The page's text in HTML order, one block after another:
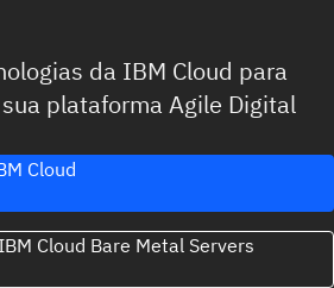
da IBM Cloud para
plataforma Agile Digital
Cloud
Cloud Bare Metal Servers